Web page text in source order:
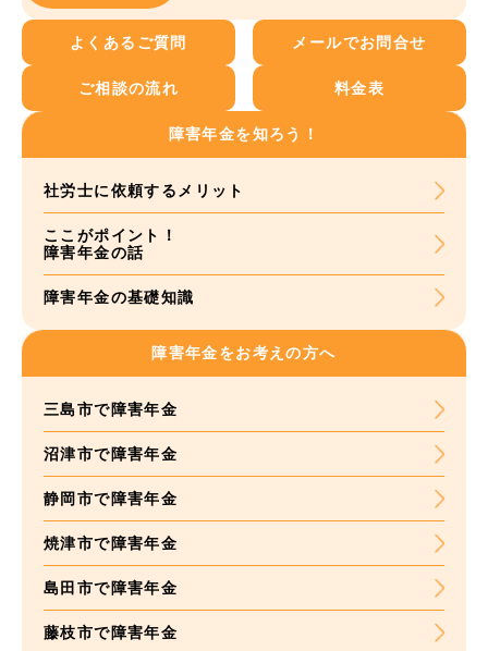
よくあるご質問 メールでお問合せ
ご相談の流れ 料金表
障害年金を知ろう！
社労士に依頼するメリット
ここがポイント！
障害年金の話
障害年金の基礎知識
障害年金をお考えの方へ
三島市で障害年金
沼津市で障害年金
静岡市で障害年金
焼津市で障害年金
島田市で障害年金
藤枝市で障害年金